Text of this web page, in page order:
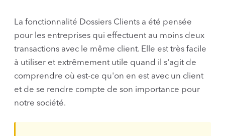
La fonctionnalité Dossiers Clients a été pensée
pour les entreprises qui effectuent au moins deux
transactions avec le même client. Elle est très facile
à utiliser et extrêmement utile quand il s'agit de
comprendre où est-ce qu'on en est avec un client
et de se rendre compte de son importance pour
notre société.